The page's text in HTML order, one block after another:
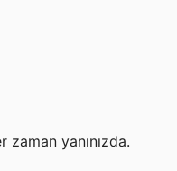
yanınızda.